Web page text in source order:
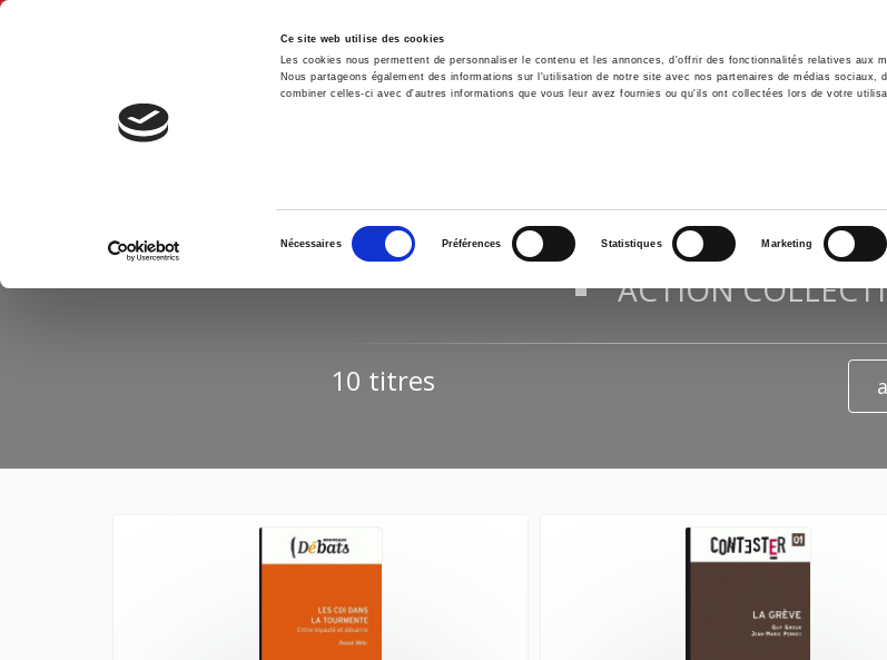
Ce site web utilise des cookies
Les cookies nous permettent de personnaliser le contenu et les annonces, d'offrir des fonctionnalités relatives aux
Nous partageons également des informations sur l'utilisation de notre site avec nos partenaires de médias sociaux,
combiner celles-ci avec d'autres informations que vous leur avez fournies ou qu'ils ont collectées lors de votre
consentement
Nécessaires Préférences Statistiques Marketing
Accueil Environnement Histoire
RÉSULTATS DE LA
"ACTION
10 titres